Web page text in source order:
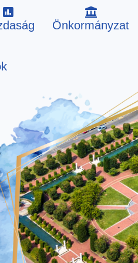
Önkormányzat